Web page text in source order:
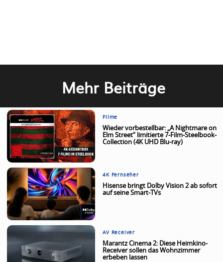
Mehr Beiträge
Filme
Wieder vorbestellbar: „A Nightmare on
Elm Street“ limitierte 7-Film-Steelbook-
Collection (4K UHD Blu-ray)
4K Fernseher
Hisense bringt Dolby Vision 2 ab sofort
auf seine Smart-TVs
AV Receiver
Marantz Cinema 2: Diese Heimkino-
Receiver sollen das Wohnzimmer
erbeben lassen